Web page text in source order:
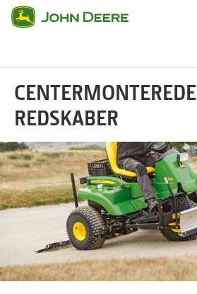
Gå
CENTERMONTEREDE
REDSKABER